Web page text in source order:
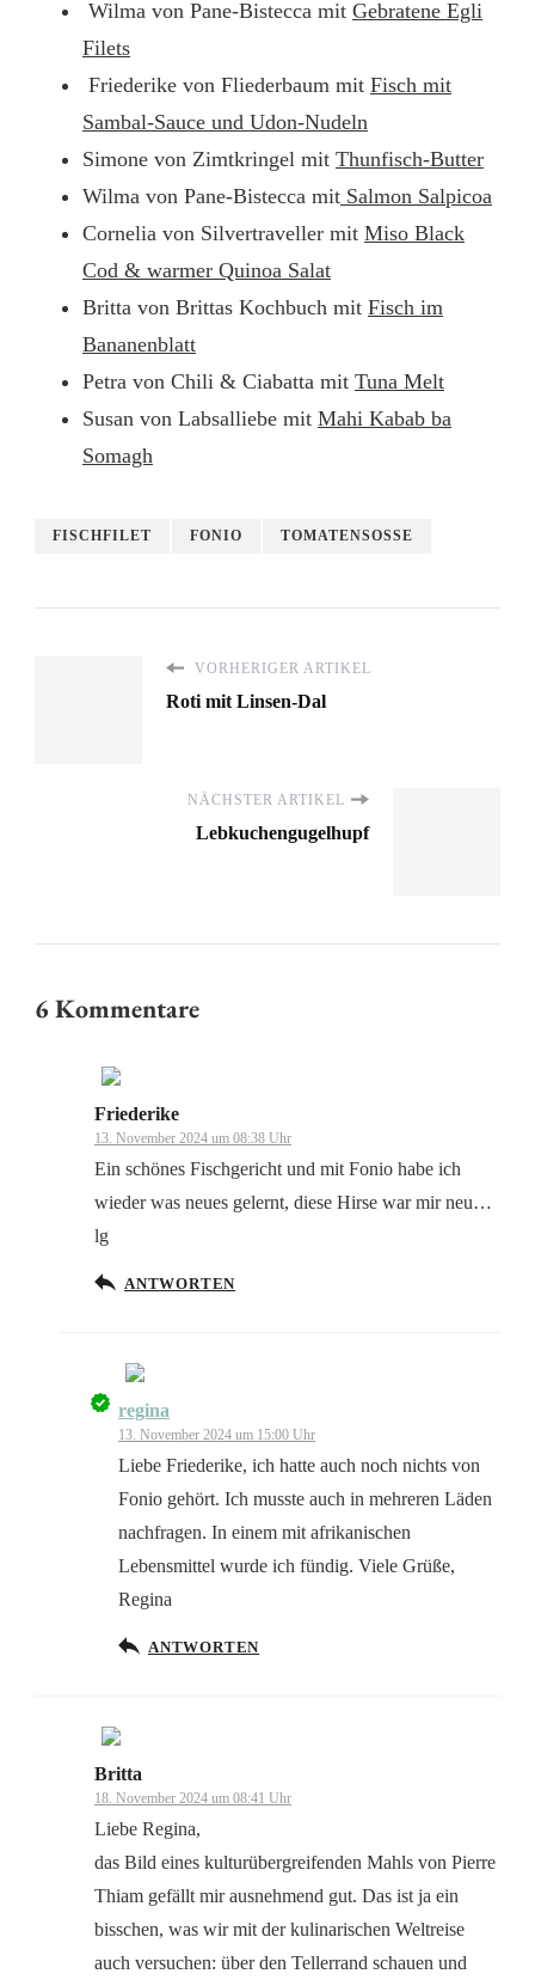
Wilma von Pane-Bistecca mit Gebratene Egli
Filets
Friederike von Fliederbaum mit Fisch mit
Sambal-Sauce und Udon-Nudeln
Simone von Zimtkringel mit Thunfisch-Butter
Wilma von Pane-Bistecca mit Salmon Salpicoa
Cornelia von Silvertraveller mit Miso Black
Cod & warmer Quinoa Salat
Britta von Brittas Kochbuch mit Fisch im
Bananenblatt
Petra von Chili & Ciabatta mit Tuna Melt
Susan von Labsalliebe mit Mahi Kabab ba
Somagh
FISCHFILET FONIO TOMATENSOSSE
VORHERIGER ARTIKEL
Roti mit Linsen-Dal
NÄCHSTER ARTIKEL
Lebkuchengugelhupf
6 Kommentare
Das „Echte-Person“-Abzeichen!
Anti-Spam von CleanTalk
Friederike
13. November 2024 um 08:38 Uhr
Ein schönes Fischgericht und mit Fonio habe ich
wieder was neues gelernt, diese Hirse war mir neu…
lg
ANTWORTEN
Das „Echte-Person“-Abzeichen!
Anti-Spam von CleanTalk
regina
13. November 2024 um 15:00 Uhr
Liebe Friederike, ich hatte auch noch nichts von
Fonio gehört. Ich musste auch in mehreren Läden
nachfragen. In einem mit afrikanischen
Lebensmittel wurde ich fündig. Viele Grüße,
Regina
ANTWORTEN
Das „Echte-Person“-Abzeichen!
Anti-Spam von CleanTalk
Britta
18. November 2024 um 08:41 Uhr
Liebe Regina,
das Bild eines kulturübergreifenden Mahls von Pierre
Thiam gefällt mir ausnehmend gut. Das ist ja ein
bisschen, was wir mit der kulinarischen Weltreise
auch versuchen: über den Tellerrand schauen und